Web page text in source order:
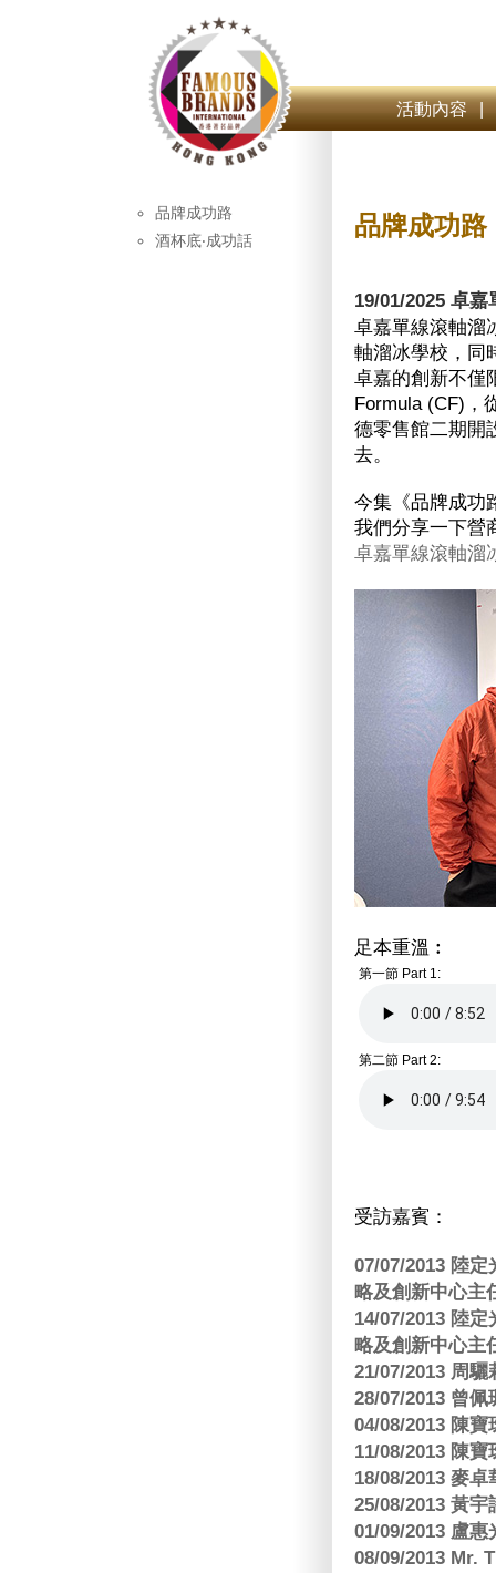
活動內容 |
品牌成功路
酒杯底‧成功話
品牌成功路
19/01/2025 卓
卓嘉單線滾軸溜
軸溜冰學校，同
卓嘉的創新不僅
Formula (CF)，
德零售館二期開
去。
今集《品牌成功
我們分享一下營
卓嘉單線滾軸溜
足本重溫︰
第一節 Part 1:
第二節 Part 2:
受訪嘉賓：
07/07/2013 陸
略及創新中心主
14/07/2013 陸
略及創新中心主
21/07/2013 周
28/07/2013 曾
04/08/2013 陳
11/08/2013 陳
18/08/2013 麥
25/08/2013 黃
01/09/2013 盧
08/09/2013 Mr.